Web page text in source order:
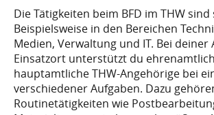
BUFDI.DE/DE/BEWERBEN/
CMS_WUNSCHREGION=OV+ITZ…
Die Tätigkeiten beim BFD im THW
Beispielsweise in den Bereichen
Medien, Verwaltung und IT. Bei deiner
Einsatzort unterstützt du
hauptamtliche THW-Angehörige bei
verschiedener Aufgaben. Dazu
Routinetätigkeiten wie